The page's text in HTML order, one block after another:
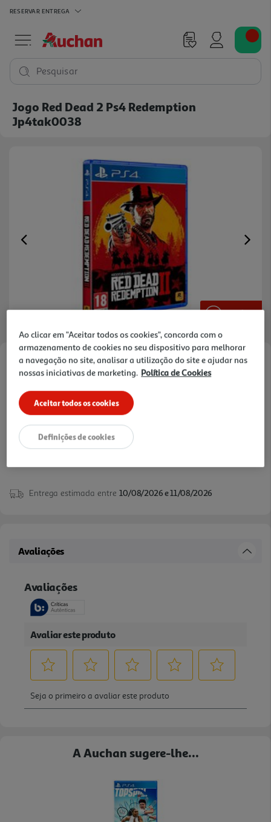
RESERVAR ENTREGA
Pesquisar
Jogo Red Dead 2 Ps4 Redemption
Jp4tak0038
Previous
Faça a sua avaliação
Ref. / EAN: 5026555423151
19,89 €
Entrega estimada entre 10/08/2026 e 11/08/2026
Avaliações
A Auchan sugere-lhe...
Ao clicar em "Aceitar todos os cookies", concorda com o
armazenamento de cookies no seu dispositivo para melhorar
a navegação no site, analisar a utilização do site e ajudar nas
nossas iniciativas de marketing. Política de Cookies
Aceitar todos os cookies
Definições de cookies